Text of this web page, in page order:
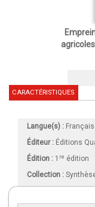
CARACTÉRISTIQUES
Langue(s) : Français
Éditeur : Éditions
Édition : 1 re édition
Collection :